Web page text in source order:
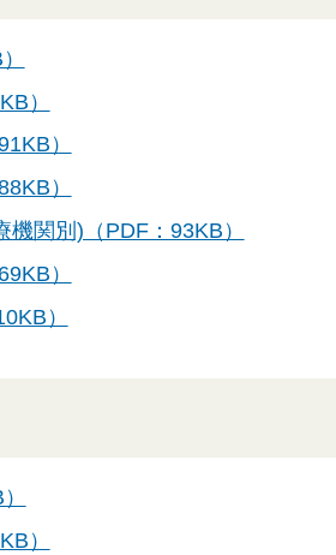
）
）
）
関別)（PDF：93KB）
）
）
）